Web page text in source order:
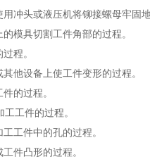
冲头或液压机将铆接螺母牢固
模具切割工件角部的过程。
程。
他设备上使工件变形的过程。
的过程。
工件的过程。
工件中的孔的过程。
件凸形的过程。